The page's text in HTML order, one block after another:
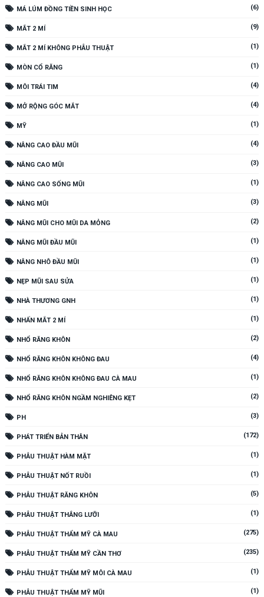
MÁ LÚM ĐỒNG TIỀN SINH HỌC (6)
MẮT 2 MÍ (9)
MẮT 2 MÍ KHÔNG PHẪU THUẬT (1)
MÒN CỔ RĂNG (1)
MÔI TRÁI TIM (4)
MỞ RỘNG GÓC MẮT (4)
MỸ (1)
NÂNG CAO ĐẦU MŨI (4)
NÂNG CAO MŨI (3)
NÂNG CAO SỐNG MŨI (1)
NÂNG MŨI (3)
NÂNG MŨI CHO MŨI DA MỎNG (2)
NÂNG MŨI ĐẦU MŨI (1)
NÂNG NHÔ ĐẦU MŨI (1)
NẸP MŨI SAU SỬA (1)
NHÀ THƯƠNG GNH (1)
NHẤN MẮT 2 MÍ (1)
NHỔ RĂNG KHÔN (2)
NHỔ RĂNG KHÔN KHÔNG ĐAU (4)
NHỔ RĂNG KHÔN KHÔNG ĐAU CÀ MAU (1)
NHỔ RĂNG KHÔN NGẦM NGHIÊNG KẸT (2)
PH (3)
PHÁT TRIỂN BẢN THÂN (172)
PHẪU THUẬT HÀM MẶT (1)
PHẪU THUẬT NỐT RUỒI (1)
PHẪU THUẬT RĂNG KHÔN (5)
PHẪU THUẬT THẮNG LƯỠI (1)
PHẪU THUẬT THẨM MỸ CÀ MAU (275)
PHẪU THUẬT THẨM MỸ CẦN THƠ (235)
PHẪU THUẬT THẨM MỸ MÔI CÀ MAU (1)
PHẪU THUẬT THẨM MỸ MŨI (1)